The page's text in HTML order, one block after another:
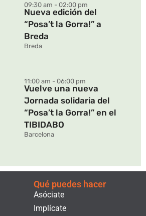
09:30 am - 02:00 pm
Nueva edición del
“Posa’t la Gorra!” a
Breda
Breda
11:00 am - 06:00 pm
Vuelve una nueva
Jornada solidaria del
“Posa’t la Gorra!” en el
TIBIDABO
Barcelona
Qué puedes hacer
Asóciate
Implícate